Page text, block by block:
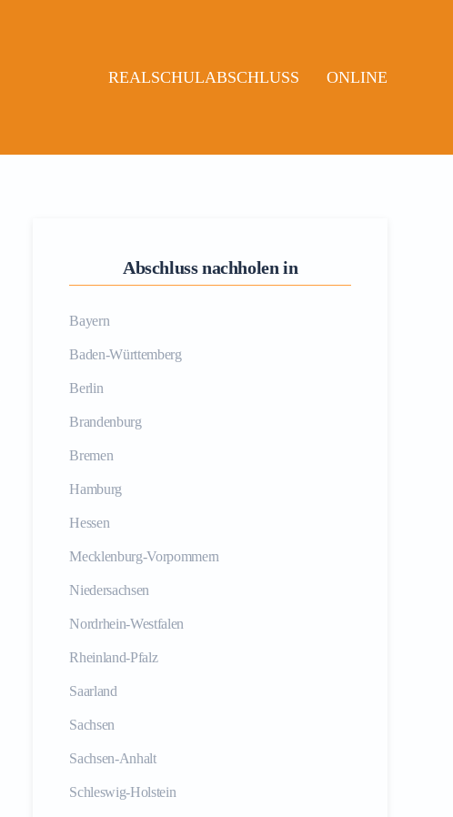
REALSCHULABSCHLUSS ONLINE
Abschluss nachholen in
Bayern
Baden-Württemberg
Berlin
Brandenburg
Bremen
Hamburg
Hessen
Mecklenburg-Vorpommern
Niedersachsen
Nordrhein-Westfalen
Rheinland-Pfalz
Saarland
Sachsen
Sachsen-Anhalt
Schleswig-Holstein